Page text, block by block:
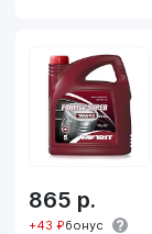
865 р.
+43 ₽бонус